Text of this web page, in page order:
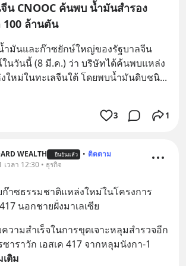
น CNOOC ค้นพบ น้ำมันสำรอง
100 ล้านตัน
ำมันและก๊าซยักษ์ใหญ่ของรัฐบาลจีน
นวันนี้ (8 มี.ค.) ว่า บริษัทได้ค้นพบแหล่ง
ใหม่ในทะเลจีนใต้ โดยพบน้ำมันดิบชนิ...
3 1
WEALTH ยืนยันแล้ว • ติดตาม
เวลา 12:30 • ธุรกิจ
ก๊าซธรรมชาติแหล่งใหม่ในโครงการ
นอกชายฝั่งมาเลเซีย
วามสำเร็จในการขุดเจาะหลุมสำรวจอีก
าราวัก เอสเค 417 จากหลุมนังกา-1
เติม